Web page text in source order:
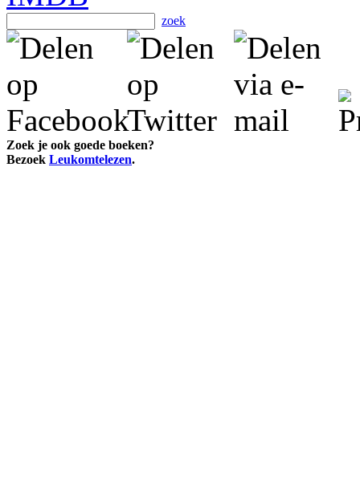
zoek
Zoek je ook goede boeken?
Bezoek Leukomtelezen.